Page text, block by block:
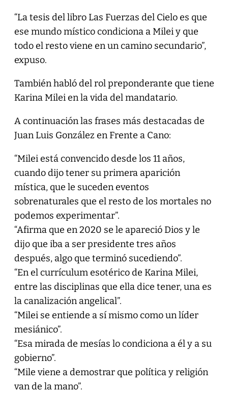
“La tesis del libro Las Fuerzas del Cielo es que
ese mundo místico condiciona a Milei y que
todo el resto viene en un camino secundario”,
expuso.
También habló del rol preponderante que tiene
Karina Milei en la vida del mandatario.
A continuación las frases más destacadas de
Juan Luis González en Frente a Cano:
“Milei está convencido desde los 11 años,
cuando dijo tener su primera aparición
mística, que le suceden eventos
sobrenaturales que el resto de los mortales no
podemos experimentar”.
“Afirma que en 2020 se le apareció Dios y le
dijo que iba a ser presidente tres años
después, algo que terminó sucediendo”.
“En el currículum esotérico de Karina Milei,
entre las disciplinas que ella dice tener, una es
la canalización angelical”.
“Milei se entiende a sí mismo como un líder
mesiánico”.
“Esa mirada de mesías lo condiciona a él y a su
gobierno”.
“Mile viene a demostrar que política y religión
van de la mano”.